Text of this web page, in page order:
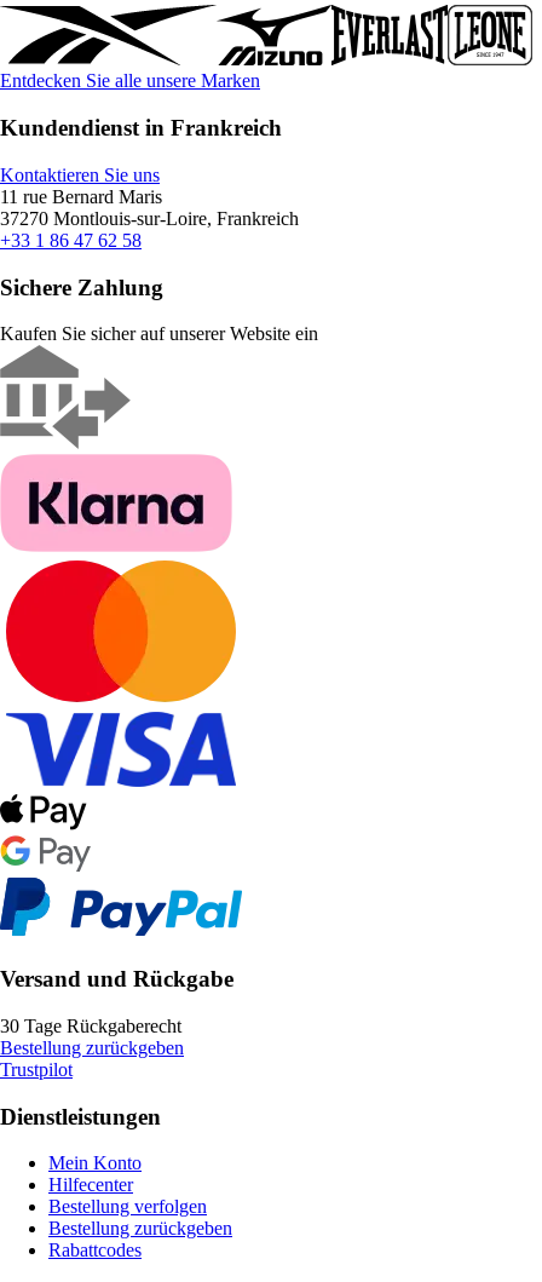
Entdecken Sie alle unsere Marken
Kundendienst in Frankreich
Kontaktieren Sie uns
11 rue Bernard Maris
37270 Montlouis-sur-Loire, Frankreich
+33 1 86 47 62 58
Sichere Zahlung
Kaufen Sie sicher auf unserer Website ein
Versand und Rückgabe
30 Tage Rückgaberecht
Bestellung zurückgeben
Trustpilot
Dienstleistungen
Mein Konto
Hilfecenter
Bestellung verfolgen
Bestellung zurückgeben
Rabattcodes